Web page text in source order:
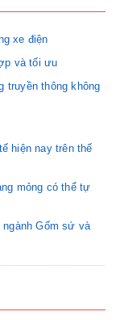
xe điện
và tối ưu
truyền thông không
hiện nay trên thế
mỏng có thể tự
ngành Gốm sứ và